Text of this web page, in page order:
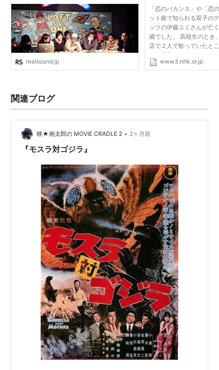
恋のバカンス
ウナ・セラ・ディ東京
ローマの雨
恋のフーガ
ガラスの城
サンフランシスコの女
さよならは突然に
モスラの歌
…など。
主なテレビ番組出演
ザ・ヒット・パレード
シャボン玉ホリデー
…など。
主な映画出演
可愛い花
モスラ・モスラ対ゴジラ・三大怪獣 地球最大の決戦
小美人）
realsound.jp
「恋のバカンス」や「恋
ット曲で知られる双子の
ッツの伊藤ユミさんが亡
歳でした。 高校生のとき
店で２人で歌っていたと
れ、昭和３４年にザ・ピ
愛い花」でデビューしま
www3.nhk.or.jp
関連ブログ
映★画太郎の MOVIE CRADLE 2 • 2ヶ月前
『モスラ対ゴジラ』